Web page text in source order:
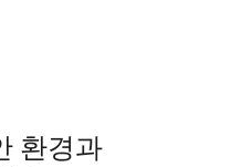
환경과